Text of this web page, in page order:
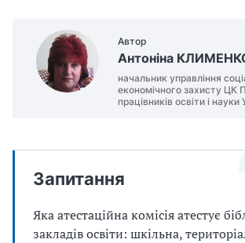
Автор
Антоніна
начальник управління
економічного захисту ЦК
працівників освіти і науки
Запитання
Яка атестаційна комісія атестує
закладів освіти: шкільна,